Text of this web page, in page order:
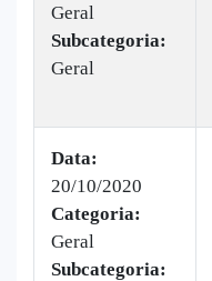
Geral
Subcategoria:
Geral
Data:
20/10/2020
Categoria:
Geral
Subcategoria: